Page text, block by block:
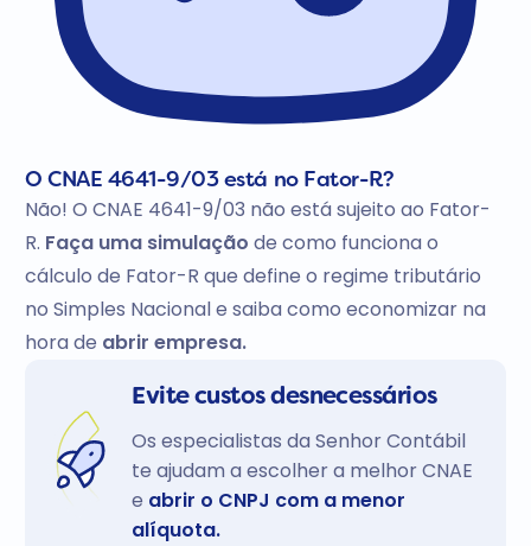
O CNAE 4641-9/03 está no Fator-R?
Não! O CNAE 4641-9/03 não está sujeito ao Fator-
R. Faça uma simulação de como funciona o
cálculo de Fator-R que define o regime tributário
no Simples Nacional e saiba como economizar na
hora de abrir empresa.
Evite custos desnecessários
Os especialistas da Senhor Contábil
te ajudam a escolher a melhor CNAE
e abrir o CNPJ com a menor
alíquota.